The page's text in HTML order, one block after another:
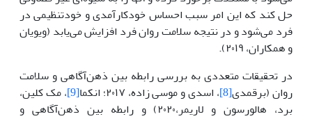
حل کند که این امر سبب احساس خودکارآمدی و خودتنظیمی در
فرد می‌شود و در نتیجه سلامت روان فرد افزایش می‌یابد (ویویان
و همکاران، ۲۰۱۹).
در تحقیقات متعددی به بررسی رابطه بین ذهن‌آگاهی و سلامت
روان (برقمدی[8] ، اسدی و موسی زاده، ۲۰۱۷؛ انکما [9] ، مک کلین،
برد، هالورسون و لاریمر،۲۰۲۰) و رابطه بین ذهن‌آگاهی و